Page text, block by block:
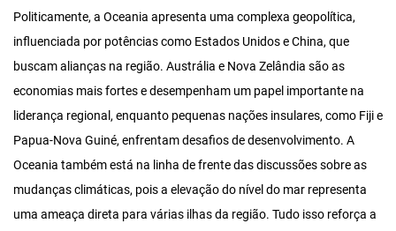
Politicamente, a Oceania apresenta uma complexa geopolítica,
influenciada por potências como Estados Unidos e China, que
buscam alianças na região. Austrália e Nova Zelândia são as
economias mais fortes e desempenham um papel importante na
liderança regional, enquanto pequenas nações insulares, como Fiji e
Papua-Nova Guiné, enfrentam desafios de desenvolvimento. A
Oceania também está na linha de frente das discussões sobre as
mudanças climáticas, pois a elevação do nível do mar representa
uma ameaça direta para várias ilhas da região. Tudo isso reforça a